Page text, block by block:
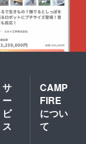
サ
ー
ビ
ス
CAMP
FIRE
につい
て